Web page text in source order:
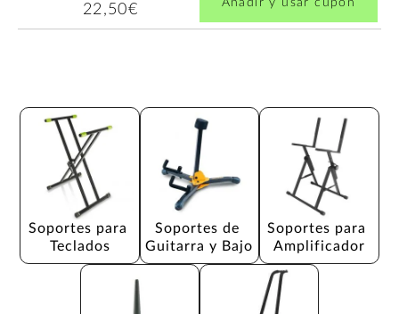
22,50€
Soportes para
Teclados
Soportes de
Guitarra y Bajo
Soportes para
Amplificador